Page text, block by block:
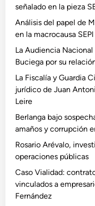
señalado en la pieza
Análisis del papel de
en la macrocausa
La Audiencia
Buciega por su
La Fiscalía y Guardia
jurídico de Juan
Leire
Berlanga bajo
amaños y corrupción
Rosario Arévalo,
operaciones públicas
Caso Vialidad:
vinculados a
Fernández